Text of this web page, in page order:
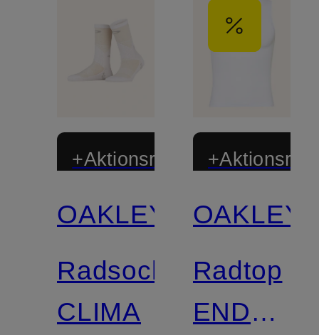
+Aktionsrabatt
Limitiert
OAKLEY
Radsocken
CLIMA
OAKLEY
Radtop